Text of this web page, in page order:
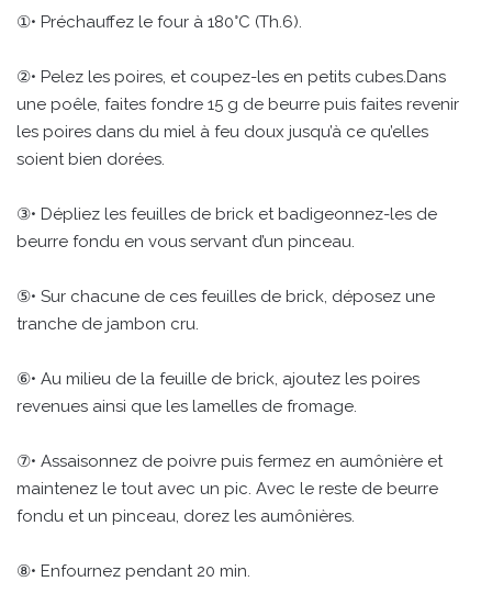
①• Préchauffez le four à 180°C (Th.6).
②• Pelez les poires, et coupez-les en petits cubes.Dans
une poêle, faites fondre 15 g de beurre puis faites revenir
les poires dans du miel à feu doux jusqu’à ce qu’elles
soient bien dorées.
③• Dépliez les feuilles de brick et badigeonnez-les de
beurre fondu en vous servant d’un pinceau.
⑤• Sur chacune de ces feuilles de brick, déposez une
tranche de jambon cru.
⑥• Au milieu de la feuille de brick, ajoutez les poires
revenues ainsi que les lamelles de fromage.
⑦• Assaisonnez de poivre puis fermez en aumônière et
maintenez le tout avec un pic. Avec le reste de beurre
fondu et un pinceau, dorez les aumônières.
⑧• Enfournez pendant 20 min.